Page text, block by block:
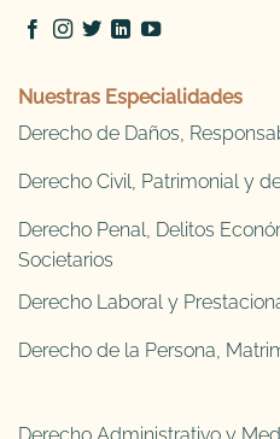
Nuestras Especialidades
Derecho de Daños,
Derecho Civil, Patrimonial y
Derecho Penal, Delitos
Societarios
Derecho Laboral y
Derecho de la Persona,